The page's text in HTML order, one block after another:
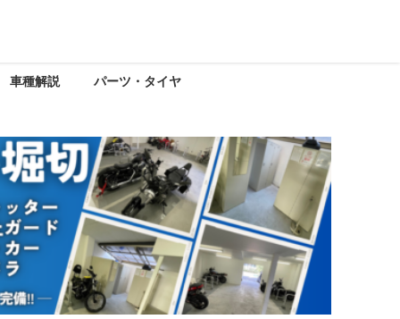
車種解説 パーツ・タイヤ